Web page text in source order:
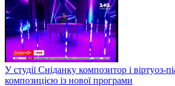
У студії Сніданку композитор і віртуоз-
композицією із нової програми